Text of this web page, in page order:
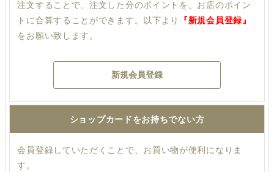
注文することで、注文した分のポイントを、お店のポイン
トに合算することができます。以下より 『新規会員登録』
をお願い致します。
新規会員登録
ショップカードをお持ちでない方
会員登録していただくことで、お買い物が便利になりま
す。